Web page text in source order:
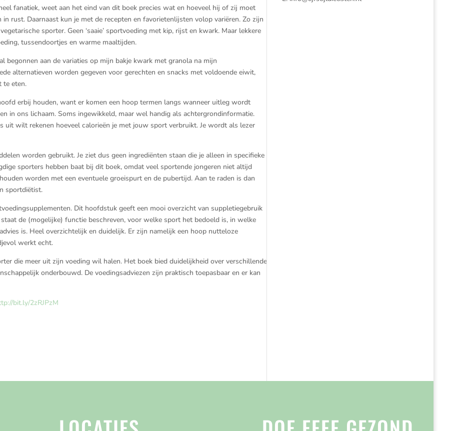
fanatiek, weet aan het eind van dit boek precies wat en hoeveel hij of zij moet
rust. Daarnaast kun je met de recepten en favorietenlijsten volop variëren. Zo zijn
sporter. Geen ‘saaie’ sportvoeding met kip, rijst en kwark. Maar lekkere
tussendoortjes en warme maaltijden.
begonnen aan de variaties op mijn bakje kwark met granola na mijn
alternatieven worden gegeven voor gerechten en snacks met voldoende eiwit,
te eten.
erbij houden, want er komen een hoop termen langs wanneer uitleg wordt
in ons lichaam. Soms ingewikkeld, maar wel handig als achtergrondinformatie.
uit wilt rekenen hoeveel calorieën je met jouw sport verbruikt. Je wordt als lezer
worden gebruikt. Je ziet dus geen ingrediënten staan die je alleen in specifieke
sporters hebben baat bij dit boek, omdat veel sportende jongeren niet altijd
worden met een eventuele groeispurt en de pubertijd. Aan te raden is dan
sportdiëtist.
Dit hoofdstuk geeft een mooi overzicht van suppletiegebruik
de (mogelijke) functie beschreven, voor welke sport het bedoeld is, in welke
is. Heel overzichtelijk en duidelijk. Er zijn namelijk een hoop nutteloze
werkt echt.
die meer uit zijn voeding wil halen. Het boek bied duidelijkheid over verschillende
onderbouwd. De voedingsadviezen zijn praktisch toepasbaar en er kan
bit.ly/2zRJPzM